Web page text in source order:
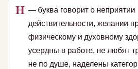
Н — буква говорит о неприятии
действительности, желании
физическому и духовному
усердны в работе, не любят
не по душе, наделены